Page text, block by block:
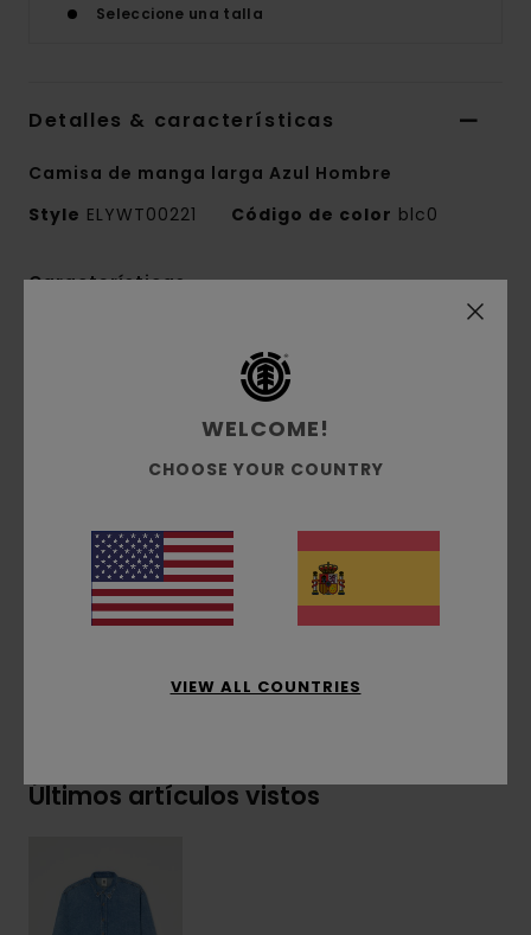
Seleccione una talla
Detalles & características
Camisa de manga larga Azul Hombre
Style ELYWT00221 Código de color blc0
Características
Confección del tejido:denim de 10 oz.
corte relajado
camisero con botones
Bajo redondeado
Etiqueta lateral con el logo del árbol
Composición[Tejido principal] 100% algodón
Envíos y Devoluciones
Últimos artículos vistos
WELCOME!
CHOOSE YOUR COUNTRY
VIEW ALL COUNTRIES